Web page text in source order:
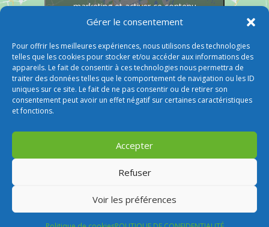
Gérer le consentement
Pour offrir les meilleures expériences, nous utilisons des technologies
telles que les cookies pour stocker et/ou accéder aux informations des
appareils. Le fait de consentir à ces technologies nous permettra de
traiter des données telles que le comportement de navigation ou les ID
uniques sur ce site. Le fait de ne pas consentir ou de retirer son
consentement peut avoir un effet négatif sur certaines caractéristiques
et fonctions.
Accepter
Refuser
Voir les préférences
marketing et activer ce contenu
© 2026 M Development–Mentions légales
Tous droits réservés –Blogs